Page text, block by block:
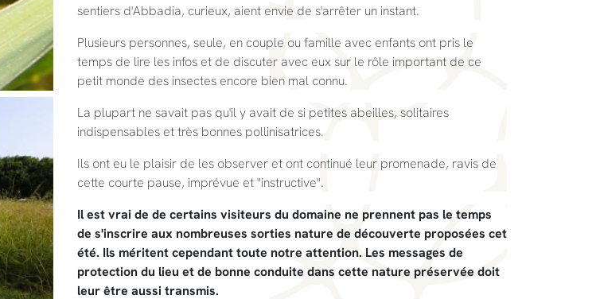
sentiers d'Abbadia, curieux, aient envie de s'arrêter un instant.
Plusieurs personnes, seule, en couple ou famille avec enfants ont pris le
temps de lire les infos et de discuter avec eux sur le rôle important de ce
petit monde des insectes encore bien mal connu.
La plupart ne savait pas qu'il y avait de si petites abeilles, solitaires
indispensables et très bonnes pollinisatrices.
Ils ont eu le plaisir de les observer et ont continué leur promenade, ravis de
cette courte pause, imprévue et "instructive".
Il est vrai de de certains visiteurs du domaine ne prennent pas le temps
de s'inscrire aux nombreuses sorties nature de découverte proposées cet
été. Ils méritent cependant toute notre attention. Les messages de
protection du lieu et de bonne conduite dans cette nature préservée doit
leur être aussi transmis.